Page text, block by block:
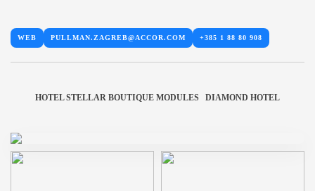
WEB PULLMAN.ZAGREB@ACCOR.COM +385 1 88 80 908
HOTEL STELLAR BOUTIQUE MODULES DIAMOND HOTEL